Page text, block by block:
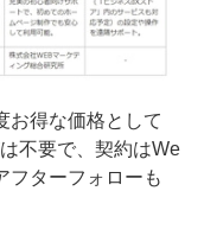
お得な価格として
不要で、契約はWe
フターフォローも